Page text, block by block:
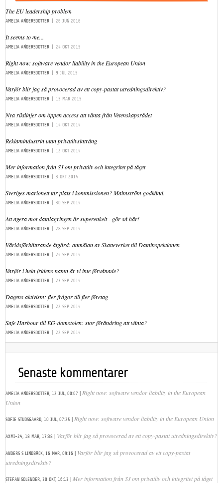
The EU leadership problem
AMELIA ANDERSDOTTER 26 JUN 2016
It seems to me...
AMELIA ANDERSDOTTER 24 OKT 2015
Right now: software vendor liability in the European Union
AMELIA ANDERSDOTTER 9 JUL 2015
Varför blir jag så provocerad av ett copy-pastat utredningsdirektiv?
AMELIA ANDERSDOTTER 15 MAR 2015
Nya riktlinjer om öppen access att vänta från Vetenskapsrådet
AMELIA ANDERSDOTTER 14 OKT 2014
Reklamindustrin utan privatlivsintrång
AMELIA ANDERSDOTTER 12 OKT 2014
Mer information från SJ om privatliv och integritet på tåget
AMELIA ANDERSDOTTER 3 OKT 2014
Sveriges marionett tar plats i kommissionen? Malmström godkänd.
AMELIA ANDERSDOTTER 30 SEP 2014
Att agera mot datalagringen är superenkelt - gör så här!
AMELIA ANDERSDOTTER 28 SEP 2014
Världsförbättrande åtgärd: anmälan av Skatteverket till Datainspektionen
AMELIA ANDERSDOTTER 24 SEP 2014
Varför i hela fridens namn är vi inte förvånade?
AMELIA ANDERSDOTTER 23 SEP 2014
Dagens aktivism: fler frågor till fler företag
AMELIA ANDERSDOTTER 22 SEP 2014
Safe Harbour till EG-domstolen: stor förändring att vänta?
AMELIA ANDERSDOTTER 22 SEP 2014
Senaste kommentarer
AMELIA ANDERSDOTTER, 12 JUL, 00:07 | Right now: software vendor liability in the European
Union
SOFIE STUDSGAARD, 10 JUL, 07:25 | Right now: software vendor liability in the European Union
AXMI-24, 18 MAR, 17:38 | Varför blir jag så provocerad av ett copy-pastat utredningsdirektiv?
ANDERS S LINDBÄCK, 16 MAR, 09:16 | Varför blir jag så provocerad av ett copy-pastat
utredningsdirektiv?
STEFAN SOLENDER, 30 OKT, 16:13 | Mer information från SJ om privatliv och integritet på tåget